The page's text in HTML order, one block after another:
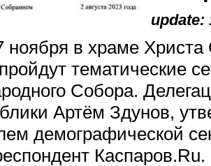
update:
ноября в храме Христа
тематические
Собора.
Артём Здунов,
демографической
Каспаров.Ru.